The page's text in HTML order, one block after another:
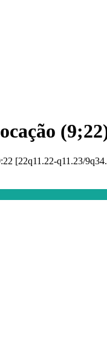
[22q11.22-q11.23/